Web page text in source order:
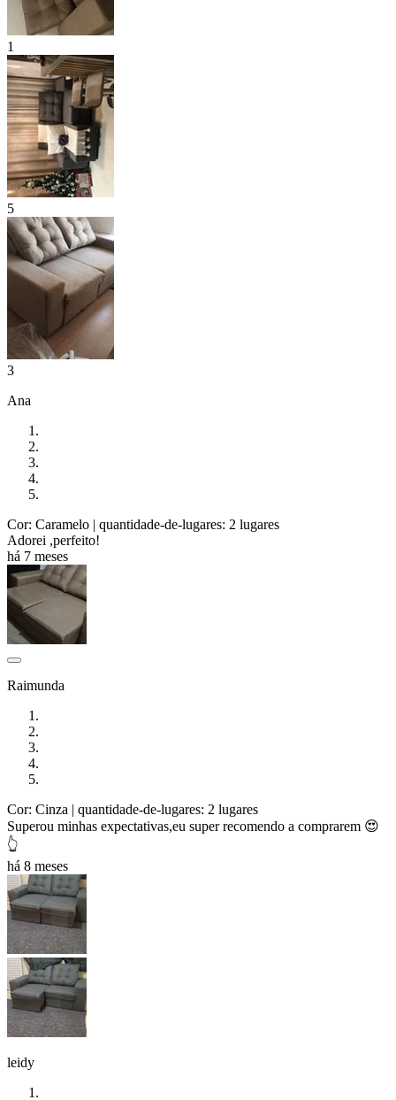
1
5
3
Ana
Cor: Caramelo | quantidade-de-lugares: 2 lugares
Adorei ,perfeito!
há 7 meses
Raimunda
Cor: Cinza | quantidade-de-lugares: 2 lugares
Superou minhas expectativas,eu super recomendo a comprarem 😍
👆
há 8 meses
leidy